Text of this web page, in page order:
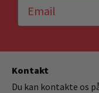
Kontakt
Du kan kontakte os